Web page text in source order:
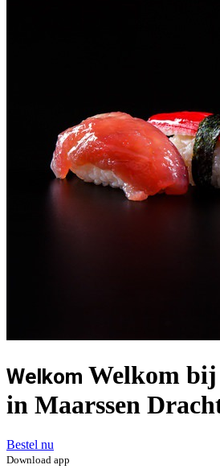
Welkom Welkom
in Maarssen
Bestel nu
Download app